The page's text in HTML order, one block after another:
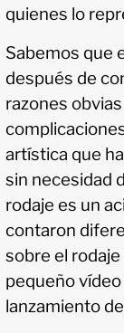
quienes lo
Sabemos que
después de
razones
artística que
sin necesidad
rodaje es un
contaron
sobre el
pequeño
lanzamiento